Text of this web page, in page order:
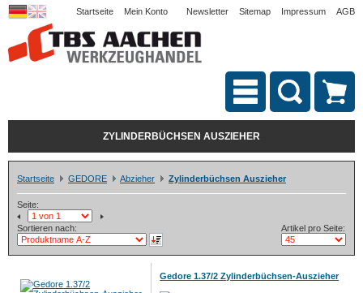
Startseite Mein Konto Newsletter Sitemap Impressum AGB
ZYLINDERBÜCHSEN AUSZIEHER
Startseite GEDORE Abzieher Zylinderbüchsen Auszieher
Seite:
Sortieren nach: Artikel pro Seite:
Gedore 1.37/2 Zylinderbüchsen-Auszieher